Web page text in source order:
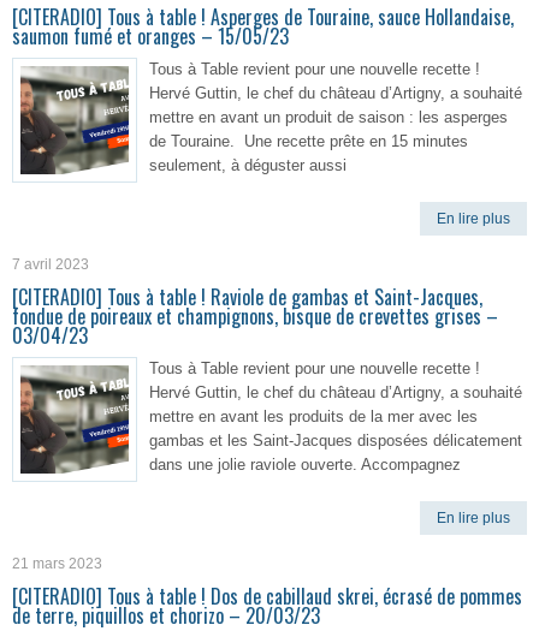
[CITERADIO] Tous à table ! Asperges de Touraine, sauce Hollandaise,
saumon fumé et oranges – 15/05/23
Tous à Table revient pour une nouvelle recette !
Hervé Guttin, le chef du château d’Artigny, a souhaité
mettre en avant un produit de saison : les asperges
de Touraine. Une recette prête en 15 minutes
seulement, à déguster aussi
En lire plus
7 avril 2023
[CITERADIO] Tous à table ! Raviole de gambas et Saint-Jacques,
fondue de poireaux et champignons, bisque de crevettes grises –
03/04/23
Tous à Table revient pour une nouvelle recette !
Hervé Guttin, le chef du château d’Artigny, a souhaité
mettre en avant les produits de la mer avec les
gambas et les Saint-Jacques disposées délicatement
dans une jolie raviole ouverte. Accompagnez
En lire plus
21 mars 2023
[CITERADIO] Tous à table ! Dos de cabillaud skrei, écrasé de pommes
de terre, piquillos et chorizo – 20/03/23